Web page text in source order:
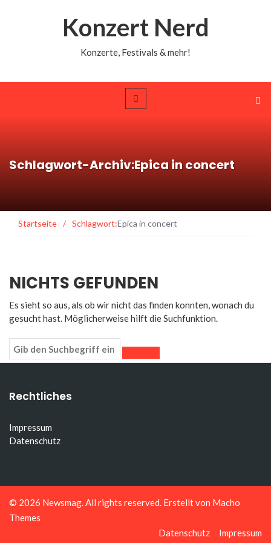
Konzert Nerd
Konzerte, Festivals & mehr!
Schlagwort-Archiv:Epica in concert
Startseite / Schlagwort:Epica in concert
NICHTS GEFUNDEN
Es sieht so aus, als ob wir nicht das finden konnten, wonach du
gesucht hast. Möglicherweise hilft die Suchfunktion.
Rechtliches
Impressum
Datenschutz
© 2026 Newsmag . All rights reserved. Erstellt von Macho
Themes
Datenschutz
Impressum